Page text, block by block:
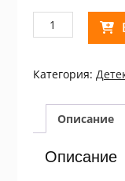
Количество
товара
Дар,
Меруа,
Беркхов.
Зарубежный
криминальный
Категория:
Описание
Описание